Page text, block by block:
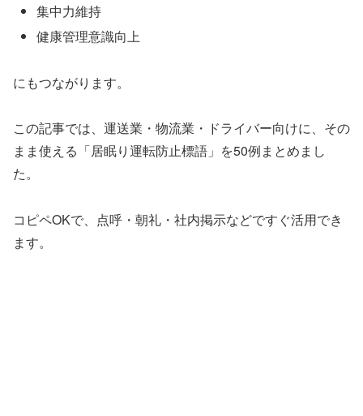
集中力維持
健康管理意識向上
にもつながります。
この記事では、運送業・物流業・ドライバー向けに、その
まま使える「居眠り運転防止標語」を50例まとめまし
た。
コピペOKで、点呼・朝礼・社内掲示などですぐ活用でき
ます。